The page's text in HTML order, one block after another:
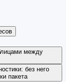
между
без него
пакета